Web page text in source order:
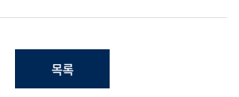
목록